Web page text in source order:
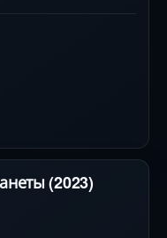
превращать
— в изысканный
— это энергия,
базилика?
Оливер не
даже с
кулинарный
(2023)